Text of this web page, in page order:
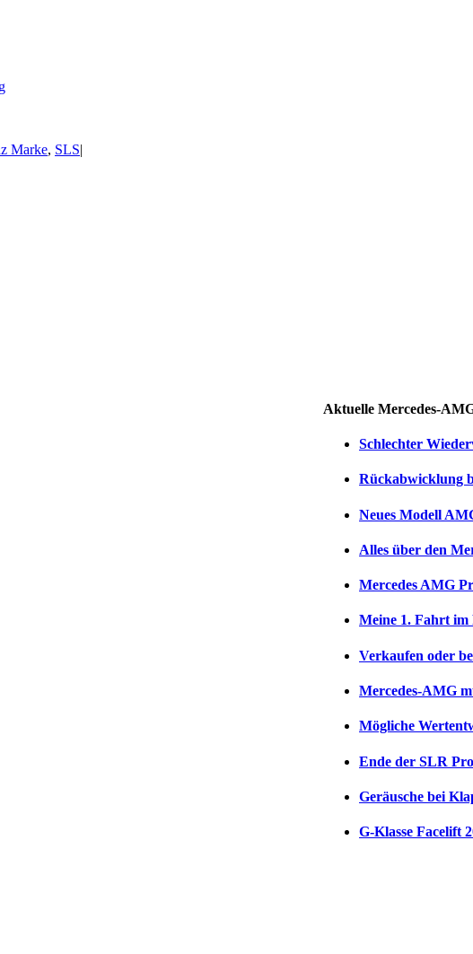
Marke, SLS|
Aktuelle Mercedes-
Schlechter
Rückabwicklung
Neues Modell
Alles über den
Mercedes AMG
Meine 1. Fahrt
Verkaufen oder
Mercedes-AMG
Mögliche
Ende der SLR
Geräusche bei
G-Klasse Facelift